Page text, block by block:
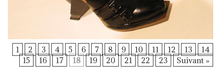
1 2 3 4 5 6 7 8 9 10 11 12 13
14
15
16 17 18 19 20 21 22 23 Suivant »